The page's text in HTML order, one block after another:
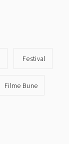
Festival
Filme Bune